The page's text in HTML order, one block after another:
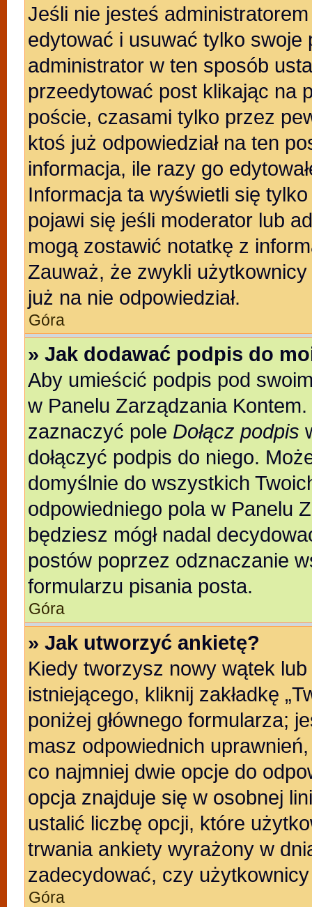
Jeśli nie jesteś
edytować i usuwać tylko swoje
administrator w ten sposób
przeedytować post klikając na
poście, czasami tylko przez
ktoś już odpowiedział na ten
informacja, ile razy go
Informacja ta wyświetli się
pojawi się jeśli moderator lub
mogą zostawić notatkę z
Zauważ, że zwykli
już na nie odpowiedział.
Góra
» Jak dodawać podpis do
Aby umieścić podpis pod
w Panelu Zarządzania
zaznaczyć pole Dołącz podpis
dołączyć podpis do niego.
domyślnie do wszystkich
odpowiedniego pola w Panelu
będziesz mógł nadal
postów poprzez odznaczanie
formularzu pisania posta.
Góra
» Jak utworzyć ankietę?
Kiedy tworzysz nowy wątek
istniejącego, kliknij zakładkę
poniżej głównego formularza;
masz odpowiednich
co najmniej dwie opcje do
opcja znajduje się w osobnej
ustalić liczbę opcji, które
trwania ankiety wyrażony w
zadecydować, czy
Góra